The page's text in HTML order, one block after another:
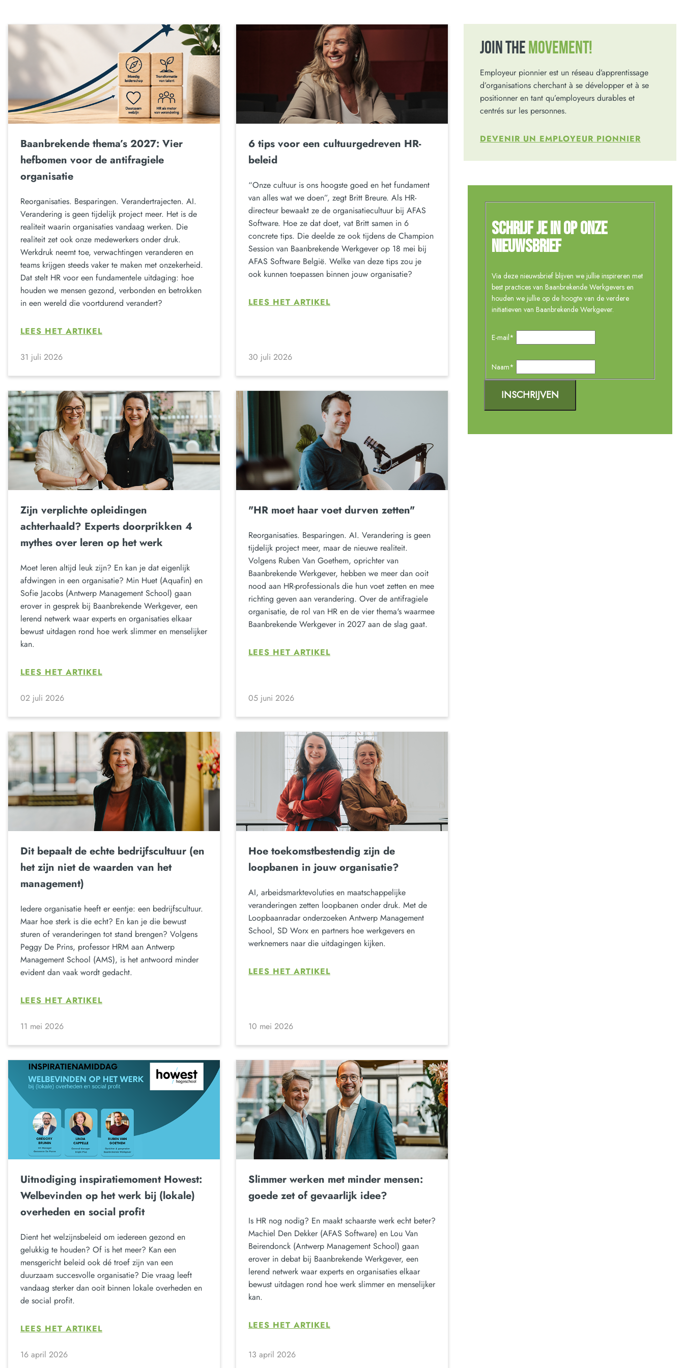
Baanbrekende thema’s 2027: Vier
hefbomen voor de antifragiele
organisatie
Reorganisaties. Besparingen. Verandertrajecten. AI.
Verandering is geen tijdelijk project meer. Het is de
realiteit waarin organisaties vandaag werken. Die
realiteit zet ook onze medewerkers onder druk.
Werkdruk neemt toe, verwachtingen veranderen en
teams krijgen steeds vaker te maken met onzekerheid.
Dat stelt HR voor een fundamentele uitdaging: hoe
houden we mensen gezond, verbonden en betrokken
in een wereld die voortdurend verandert?
LEES HET ARTIKEL
31 juli 2026
6 tips voor een cultuurgedreven HR-
beleid
“Onze cultuur is ons hoogste goed en het fundament
van alles wat we doen”, zegt Britt Breure. Als HR-
directeur bewaakt ze de organisatiecultuur bij AFAS
Software. Hoe ze dat doet, vat Britt samen in 6
concrete tips. Die deelde ze ook tijdens de Champion
Session van Baanbrekende Werkgever op 18 mei bij
AFAS Software België. Welke van deze tips zou je
ook kunnen toepassen binnen jouw organisatie?
LEES HET ARTIKEL
30 juli 2026
Zijn verplichte opleidingen
achterhaald? Experts doorprikken 4
mythes over leren op het werk
Moet leren altijd leuk zijn? En kan je dat eigenlijk
afdwingen in een organisatie? Min Huet (Aquafin) en
Sofie Jacobs (Antwerp Management School) gaan
erover in gesprek bij Baanbrekende Werkgever, een
lerend netwerk waar experts en organisaties elkaar
bewust uitdagen rond hoe werk slimmer en menselijker
kan.
LEES HET ARTIKEL
02 juli 2026
"HR moet haar voet durven zetten"
Reorganisaties. Besparingen. AI. Verandering is geen
tijdelijk project meer, maar de nieuwe realiteit.
Volgens Ruben Van Goethem, oprichter van
Baanbrekende Werkgever, hebben we meer dan ooit
nood aan HR-professionals die hun voet zetten en mee
richting geven aan verandering. Over de antifragiele
organisatie, de rol van HR en de vier thema's waarmee
Baanbrekende Werkgever in 2027 aan de slag gaat.
LEES HET ARTIKEL
05 juni 2026
Dit bepaalt de echte bedrijfscultuur (en
het zijn niet de waarden van het
management)
Iedere organisatie heeft er eentje: een bedrijfscultuur.
Maar hoe sterk is die echt? En kan je die bewust
sturen of veranderingen tot stand brengen? Volgens
Peggy De Prins, professor HRM aan Antwerp
Management School (AMS), is het antwoord minder
evident dan vaak wordt gedacht.
LEES HET ARTIKEL
11 mei 2026
Hoe toekomstbestendig zijn de
loopbanen in jouw organisatie?
AI, arbeidsmarktevoluties en maatschappelijke
veranderingen zetten loopbanen onder druk. Met de
Loopbaanradar onderzoeken Antwerp Management
School, SD Worx en partners hoe werkgevers en
werknemers naar die uitdagingen kijken.
LEES HET ARTIKEL
10 mei 2026
Uitnodiging inspiratiemoment Howest:
Welbevinden op het werk bij (lokale)
overheden en social profit
Dient het welzijnsbeleid om iedereen gezond en
gelukkig te houden? Of is het meer? Kan een
mensgericht beleid ook dé troef zijn van een
duurzaam succesvolle organisatie? Die vraag leeft
vandaag sterker dan ooit binnen lokale overheden en
de social profit.
LEES HET ARTIKEL
16 april 2026
Slimmer werken met minder mensen:
goede zet of gevaarlijk idee?
Is HR nog nodig? En maakt schaarste werk echt beter?
Machiel Den Dekker (AFAS Software) en Lou Van
Beirendonck (Antwerp Management School) gaan
erover in debat bij Baanbrekende Werkgever, een
lerend netwerk waar experts en organisaties elkaar
bewust uitdagen rond hoe werk slimmer en menselijker
kan.
LEES HET ARTIKEL
13 april 2026
JOIN THE MOVEMENT!
Employeur pionnier est un réseau d’apprentissage
d’organisations cherchant à se développer et à se
positionner en tant qu’employeurs durables et
centrés sur les personnes.
DEVENIR UN EMPLOYEUR PIONNIER